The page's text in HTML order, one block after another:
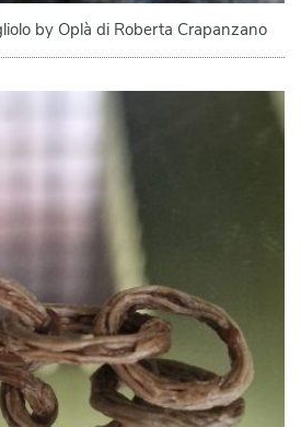
by Oplà di Roberta Crapanzano